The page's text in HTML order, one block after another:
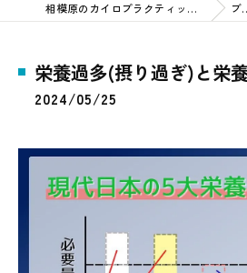
相模原のカイロプラクティックなら力仙プラクティック ブログ
栄養過多(摂り過ぎ)と栄
2024/05/25